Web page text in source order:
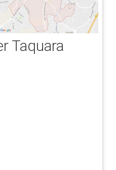
Taquara